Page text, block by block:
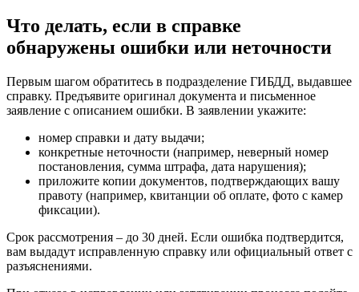
Что делать, если в справке
обнаружены ошибки или неточности
Первым шагом обратитесь в подразделение ГИБДД, выдавшее
справку. Предъявите оригинал документа и письменное
заявление с описанием ошибки. В заявлении укажите:
номер справки и дату выдачи;
конкретные неточности (например, неверный номер
постановления, сумма штрафа, дата нарушения);
приложите копии документов, подтверждающих вашу
правоту (например, квитанции об оплате, фото с камер
фиксации).
Срок рассмотрения – до 30 дней. Если ошибка подтвердится,
вам выдадут исправленную справку или официальный ответ с
разъяснениями.